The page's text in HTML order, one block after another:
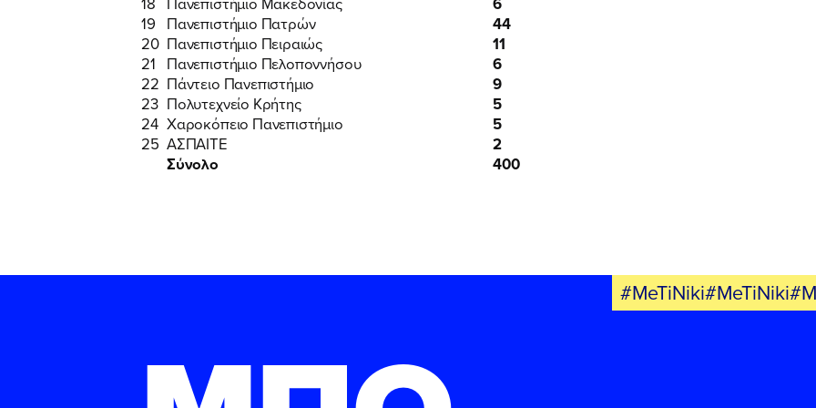
19 Πανεπιστήμιο Πατρών 44
20 Πανεπιστήμιο Πειραιώς 11
21 Πανεπιστήμιο Πελοποννήσου 6
22 Πάντειο Πανεπιστήμιο 9
23 Πολυτεχνείο Κρήτης 5
24 Χαροκόπειο Πανεπιστήμιο 5
25 ΑΣΠΑΙΤΕ
2
Σύνολο
400